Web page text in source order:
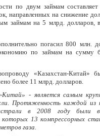
по двум займам
направленных на снижение
займам на 5 млрд.
погасил 800 млн.
по займам на сумму
«Казахстан-Китай»
более 11 млрд. долларов.
Китай» - является самым
Протяженность каждой
в 2008 году были
которых 13 компрессорных
газа.